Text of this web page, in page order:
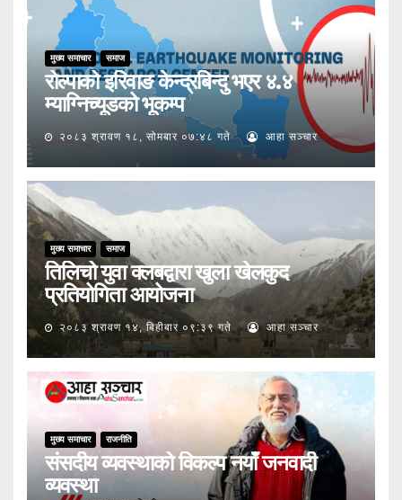
मुख्य समाचार समाज
रोल्पाको इरिवाङ केन्द्रबिन्दु भएर ४.४
म्याग्निच्यूडको भूकम्प
२०८३ श्रावण १८, सोमबार ०७:४८ गते आहा सञ्चार
मुख्य समाचार समाज
तिलिचो युवा क्लबद्वारा खुला खेलकुद
प्रतियोगिता आयोजना
२०८३ श्रावण १४, बिहीबार ०९:३९ गते आहा सञ्चार
मुख्य समाचार राजनीति
संसदीय व्यवस्थाको विकल्प नयाँ जनवादी
व्यवस्था